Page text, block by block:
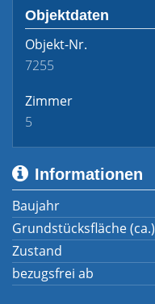
Objektdaten
Objekt-Nr.
7255
Zimmer
5
Informationen
Baujahr
Grundstücksfläche (ca.)
Zustand
bezugsfrei ab